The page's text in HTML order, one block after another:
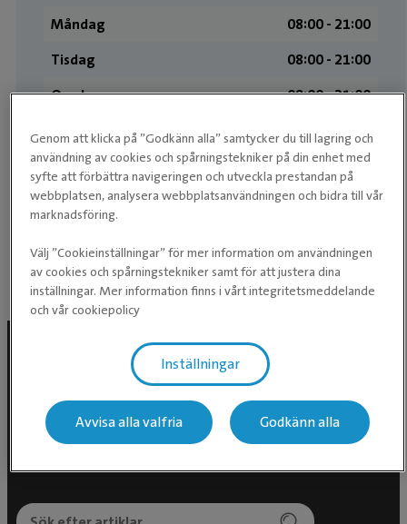
Måndag
08:00 ­- 21:00
Tisdag
08:00 ­- 21:00
Onsdag
08:00 ­- 21:00
Torsdag
08:00 ­- 17:00
Fredag
08:00 ­- 17:00
Lördag
Stängt
Facebook inlägg
Följ oss i sociala medier
Genom att klicka på ”Godkänn alla” samtycker du till lagring och
användning av cookies och spårningstekniker på din enhet med
syfte att förbättra navigeringen och utveckla prestandan på
webbplatsen, analysera webbplatsanvändningen och bidra till vår
marknadsföring.
Välj ”Cookieinställningar” för mer information om användningen
av cookies och spårningstekniker samt för att justera dina
inställningar. Mer information finns i vårt integritetsmeddelande
och vår cookiepolicy
Inställningar
Avvisa alla valfria Godkänn alla